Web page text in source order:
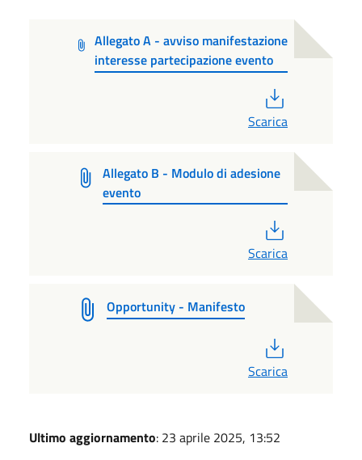
Allegato A - avviso manifestazione
interesse partecipazione evento
Scarica
Allegato B - Modulo di adesione
evento
Scarica
Opportunity - Manifesto
Scarica
Ultimo aggiornamento: 23 aprile 2025, 13:52